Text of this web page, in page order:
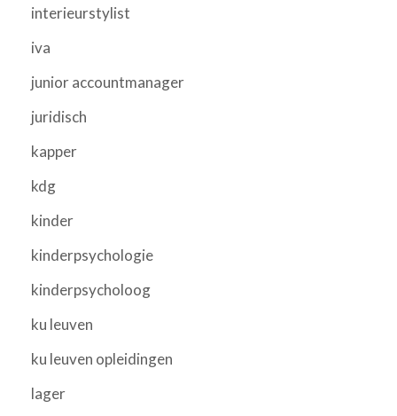
interieurstylist
iva
junior accountmanager
juridisch
kapper
kdg
kinder
kinderpsychologie
kinderpsycholoog
ku leuven
ku leuven opleidingen
lager